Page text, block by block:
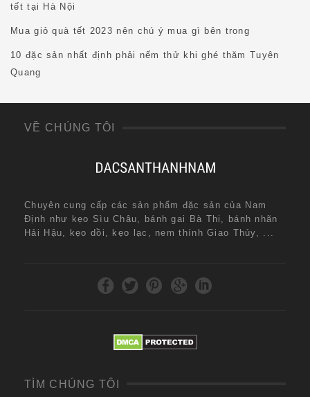
tết tại Hà Nội
Mua giỏ quà tết 2023 nên chú ý mua gì bên trong
10 đặc sản nhất định phải nếm thử khi ghé thăm Tuyên
Quang
VỀ CHÚNG TÔI
Chuyên cung cấp các sản phẩm đặc sản của Nam
Định như kẹo Sìu Châu, bánh gai Bà Thi, bánh nhãn
Hải Hậu, kẹo dồi, kẹo lạc, nem thính Giao Thủy, ...
TÌM CHÚNG TÔI